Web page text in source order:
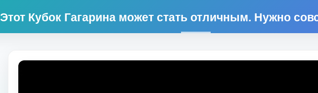
Этот Кубок Гагарина может стать отличным. Нужно